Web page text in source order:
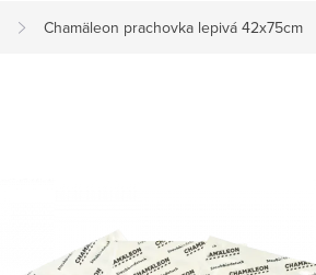
Chamäleon prachovka lepivá 42x75cm